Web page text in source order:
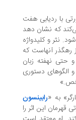
هفت
نشان دهد
کلیدواژه
آنهاست که
زبان
دستوری
«رابینسون
این اثر را